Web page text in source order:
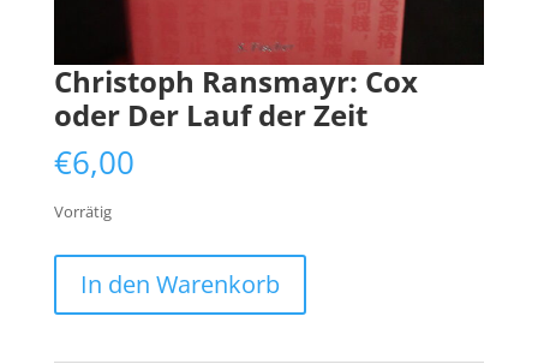
Christoph Ransmayr: Cox
oder Der Lauf der Zeit
€6,00
Vorrätig
Ransmayr:
Cox
In den Warenkorb